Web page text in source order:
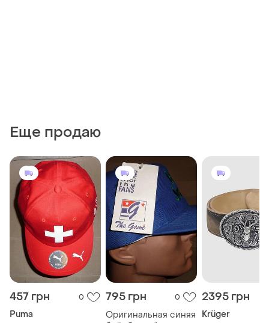
Еще продаю
457 грн 0
Puma
795 грн 0
Оригинальная синяя
2395 грн
Krüger